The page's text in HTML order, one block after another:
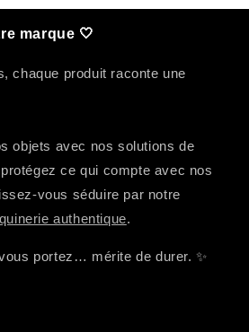
marque 🤍
chaque produit raconte une
objets avec nos solutions de
ce qui compte avec nos
vous séduire par notre
authentique.
portez… mérite de durer. ✨